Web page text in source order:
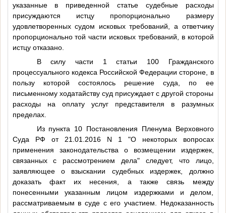
указанные в приведенной статье судебные расходы
присуждаются истцу пропорционально размеру
удовлетворенных судом исковых требований, а ответчику
пропорционально той части исковых требований, в которой
истцу отказано.
В силу части 1 статьи 100 Гражданского
процессуального кодекса Российской Федерации стороне, в
пользу которой состоялось решение суда, по ее
письменному ходатайству суд присуждает с другой стороны
расходы на оплату услуг представителя в разумных
пределах.
Из пункта 10 Постановления Пленума Верховного
Суда РФ от 21.01.2016 N 1 "О некоторых вопросах
применения законодательства о возмещении издержек,
связанных с рассмотрением дела" следует, что лицо,
заявляющее о взыскании судебных издержек, должно
доказать факт их несения, а также связь между
понесенными указанным лицом издержками и делом,
рассматриваемым в суде с его участием. Недоказанность